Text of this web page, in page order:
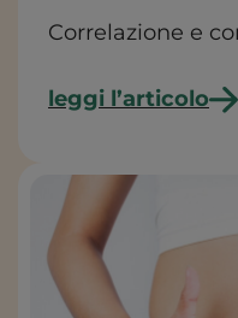
Correlazione e
leggi l’articolo